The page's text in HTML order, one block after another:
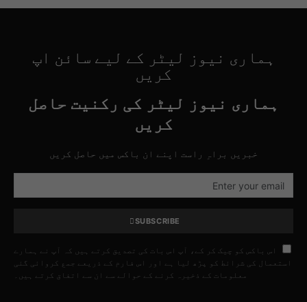
ہماری نیوز لیٹر کے لیے سائن اپ
کریں
ہماری نیوز لیٹر کی رکنیت حاصل
کریں
خبریں براہِ راست اپنے ان باکس میں حاصل کریں
SUBSCRIBE
اس باکس کو چیک کر کے، آپ اس بات کی تصدیق کرتے ہیں کہ آپ نے ہمارے
استعمال کی شرائط کو پڑھ لیا ہے اور اس فارم کے ذریعے جمع کروائی گئی
معلومات کے ذخیرہ کرنے کے حوالے سے ان سے اتفاق کرتے ہیں۔